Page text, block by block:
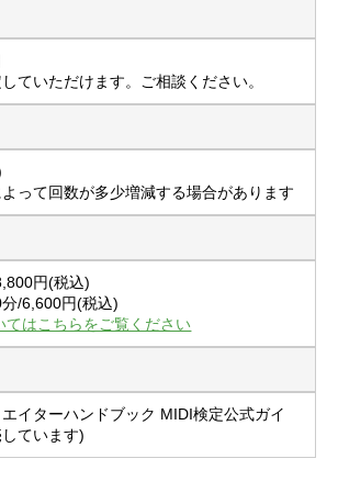
ていただけます。ご相談ください。
って回数が多少増減する場合があります
円(税込)
/6,600円(税込)
てはこちらをご覧ください
イターハンドブック MIDI検定公式ガイ
ています)